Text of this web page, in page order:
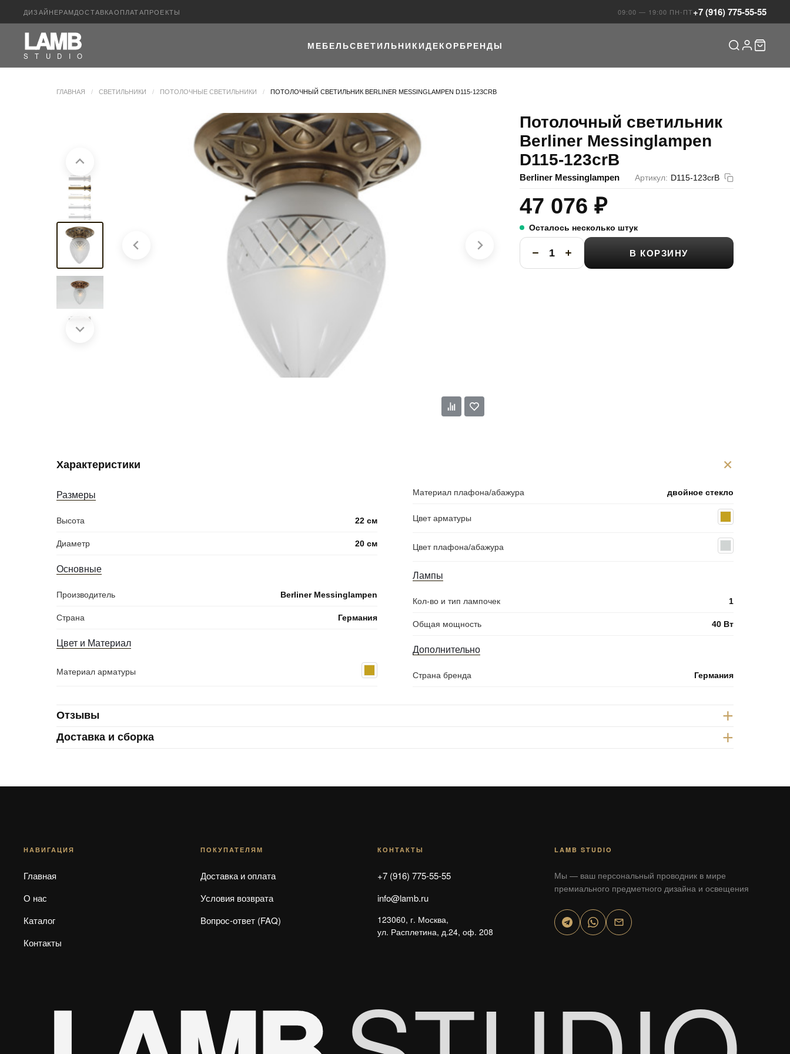
ДИЗАЙНЕРАМДОСТАВКАОПЛАТАПРОЕКТЫ 09:00 — 19:00 ПН-ПТ+7 (916) 775-55-55
LAMB
S T U D I O
МЕБЕЛЬСВЕТИЛЬНИКИДЕКОРБРЕНДЫ
ГЛАВНАЯ / СВЕТИЛЬНИКИ / ПОТОЛОЧНЫЕ СВЕТИЛЬНИКИ / ПОТОЛОЧНЫЙ СВЕТИЛЬНИК BERLINER MESSINGLAMPEN D115-123CRB
47 076 ₽
В КОРЗИНУ
Потолочный светильник
Berliner Messinglampen
D115-123crB
Berliner Messinglampen Артикул: D115-123crB
Осталось несколько штук
Характеристики +
Размеры
Высота 22 см
Диаметр 20 см
Основные
Производитель Berliner Messinglampen
Страна Германия
Цвет и Материал
Материал арматуры
Материал плафона/абажура двойное стекло
Цвет арматуры
Цвет плафона/абажура
Лампы
Кол-во и тип лампочек 1
Общая мощность 40 Вт
Дополнительно
Страна бренда Германия
Отзывы +
Доставка и сборка +
НАВИГАЦИЯ
Главная
О нас
Каталог
Контакты
ПОКУПАТЕЛЯМ
Доставка и оплата
Условия возврата
Вопрос-ответ (FAQ)
КОНТАКТЫ
+7 (916) 775-55-55
info@lamb.ru
123060, г. Москва,
ул. Расплетина, д.24, оф. 208
LAMB STUDIO
Мы — ваш персональный проводник в мире
премиального предметного дизайна и освещения